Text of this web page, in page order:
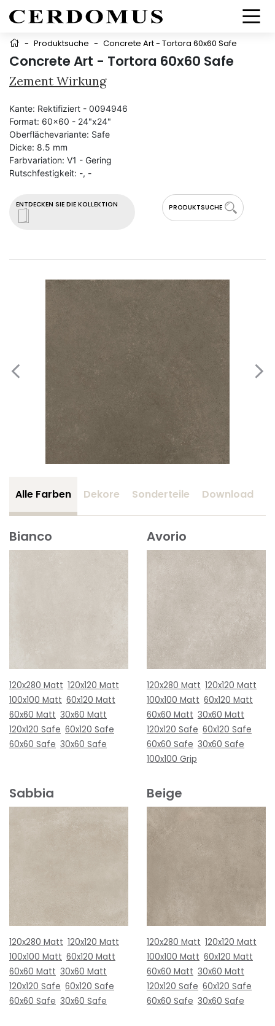
- Produktsuche - Concrete Art - Tortora 60x60 Safe
Concrete Art - Tortora 60x60 Safe
Zement Wirkung
ENTDECKEN SIE DIE KOLLEKTION PRODUKTSUCHE
Kante: Rektifiziert - 0094946
Format: 60x60 - 24"x24"
Oberflächevariante: Safe
Dicke: 8.5 mm
Farbvariation: V1 - Gering
Rutschfestigkeit: -, -
Alle Farben Dekore Sonderteile Download
Bianco
120x280 Matt 120x120 Matt
100x100 Matt 60x120 Matt
60x60 Matt 30x60 Matt
120x120 Safe 60x120 Safe
60x60 Safe 30x60 Safe
Avorio
120x280 Matt 120x120 Matt
100x100 Matt 60x120 Matt
60x60 Matt 30x60 Matt
120x120 Safe 60x120 Safe
60x60 Safe 30x60 Safe
100x100 Grip
Sabbia
120x280 Matt 120x120 Matt
100x100 Matt 60x120 Matt
60x60 Matt 30x60 Matt
120x120 Safe 60x120 Safe
60x60 Safe 30x60 Safe
Beige
120x280 Matt 120x120 Matt
100x100 Matt 60x120 Matt
60x60 Matt 30x60 Matt
120x120 Safe 60x120 Safe
60x60 Safe 30x60 Safe